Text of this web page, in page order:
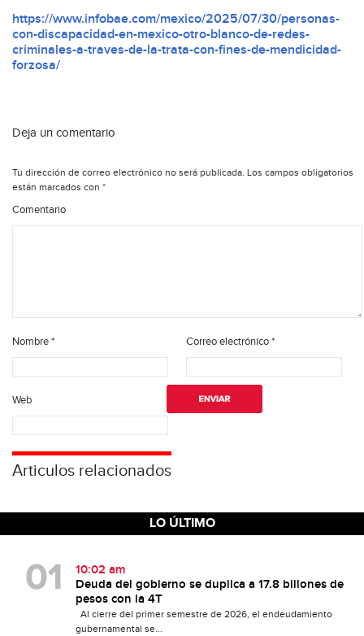
https://www.infobae.com/mexico/2025/07/30/personas-
con-discapacidad-en-mexico-otro-blanco-de-redes-
criminales-a-traves-de-la-trata-con-fines-de-mendicidad-
forzosa/
Deja un comentario
Tu dirección de correo electrónico no será publicada. Los campos obligatorios
están marcados con *
Comentario
Nombre* Correo electrónico*
Web
Articulos relacionados
LO ÚLTIMO
10:02 am
Deuda del gobierno se duplica a 17.8 billones de
pesos con la 4T
Al cierre del primer semestre de 2026, el endeudamiento
gubernamental se...